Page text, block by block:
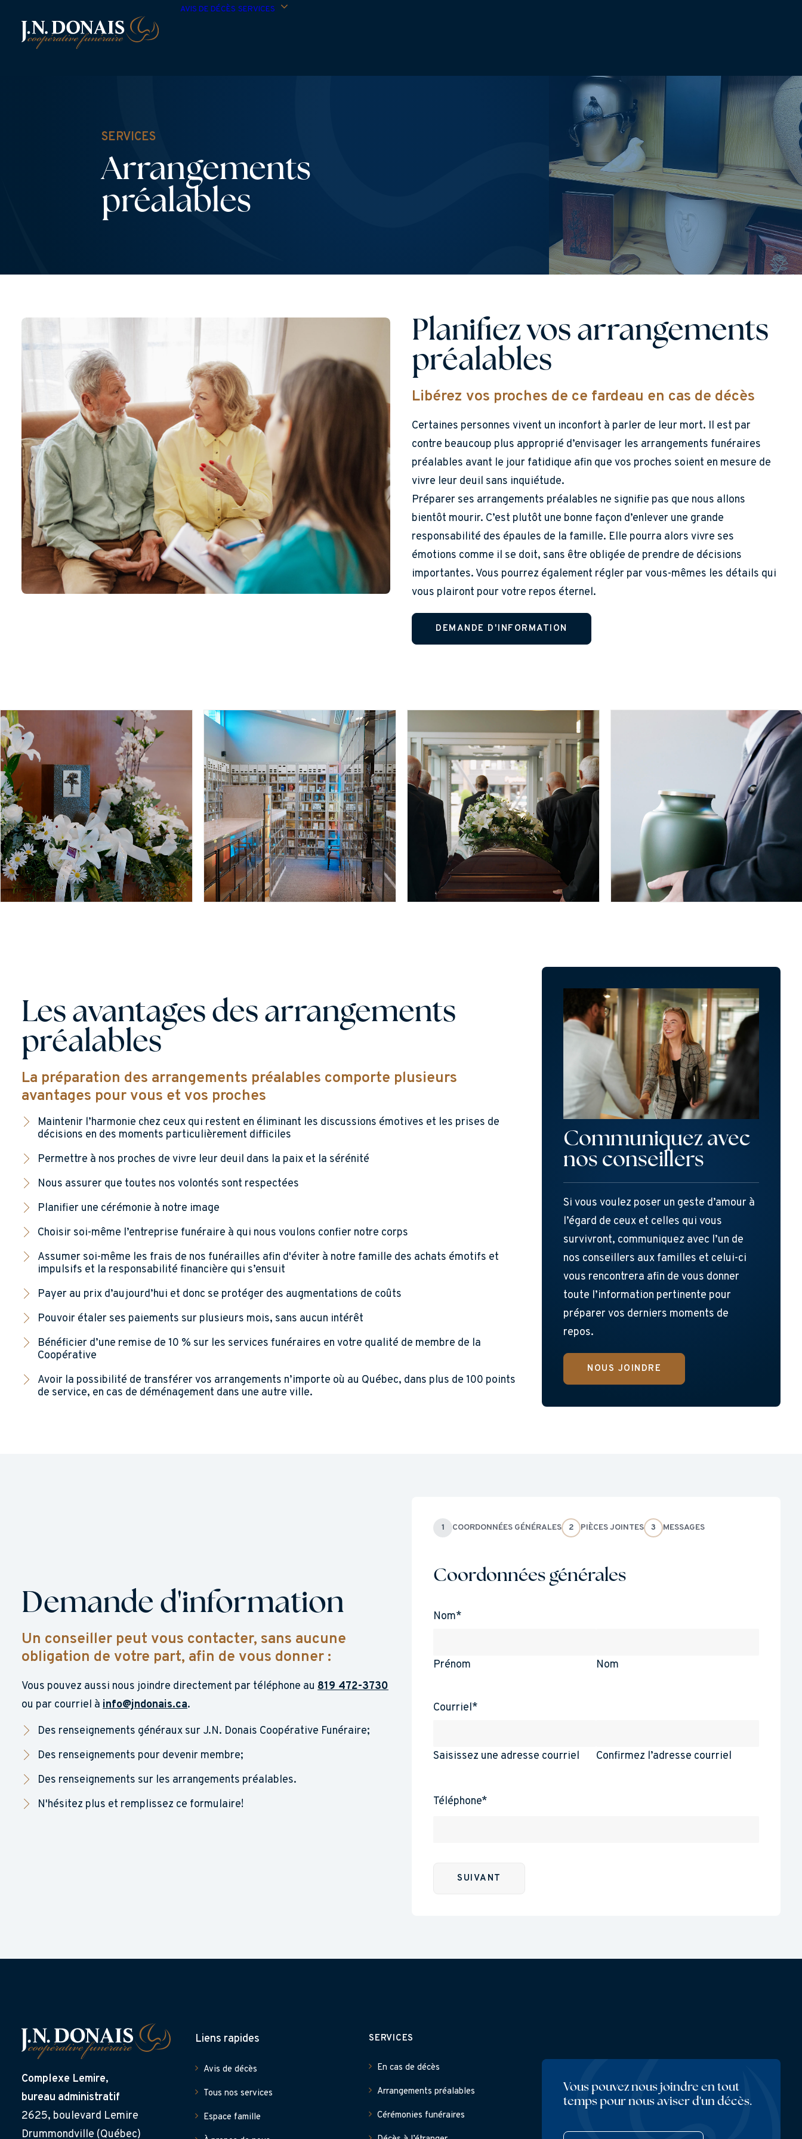
AVIS DE DÉCÈS SERVICES
SERVICES
Arrangements
préalables
Planifiez vos arrangements
préalables
Libérez vos proches de ce fardeau en cas de décès
Certaines personnes vivent un inconfort à parler de leur mort. Il est par
contre beaucoup plus approprié d’envisager les arrangements funéraires
préalables avant le jour fatidique afin que vos proches soient en mesure de
vivre leur deuil sans inquiétude.
Préparer ses arrangements préalables ne signifie pas que nous allons
bientôt mourir. C’est plutôt une bonne façon d’enlever une grande
responsabilité des épaules de la famille. Elle pourra alors vivre ses
émotions comme il se doit, sans être obligée de prendre de décisions
importantes. Vous pourrez également régler par vous-mêmes les détails qui
vous plairont pour votre repos éternel.
DEMANDE D'INFORMATION
Les avantages des arrangements
préalables
La préparation des arrangements préalables comporte plusieurs
avantages pour vous et vos proches
Maintenir l’harmonie chez ceux qui restent en éliminant les discussions émotives et les prises de
décisions en des moments particulièrement difficiles
Permettre à nos proches de vivre leur deuil dans la paix et la sérénité
Nous assurer que toutes nos volontés sont respectées
Planifier une cérémonie à notre image
Choisir soi-même l’entreprise funéraire à qui nous voulons confier notre corps
Assumer soi-même les frais de nos funérailles afin d'éviter à notre famille des achats émotifs et
impulsifs et la responsabilité financière qui s’ensuit
Payer au prix d’aujourd’hui et donc se protéger des augmentations de coûts
Pouvoir étaler ses paiements sur plusieurs mois, sans aucun intérêt
Bénéficier d’une remise de 10 % sur les services funéraires en votre qualité de membre de la
Coopérative
Avoir la possibilité de transférer vos arrangements n’importe où au Québec, dans plus de 100 points
de service, en cas de déménagement dans une autre ville.
Communiquez avec
nos conseillers
Si vous voulez poser un geste d’amour à
l’égard de ceux et celles qui vous
survivront, communiquez avec l’un de
nos conseillers aux familles et celui-ci
vous rencontrera afin de vous donner
toute l’information pertinente pour
préparer vos derniers moments de
repos.
NOUS JOINDRE
Demande d'information
Un conseiller peut vous contacter, sans aucune
obligation de votre part, afin de vous donner :
Vous pouvez aussi nous joindre directement par téléphone au 819 472-3730
ou par courriel à info@jndonais.ca.
Des renseignements généraux sur J.N. Donais Coopérative Funéraire;
Des renseignements pour devenir membre;
Des renseignements sur les arrangements préalables.
N'hésitez plus et remplissez ce formulaire!
1 COORDONNÉES GÉNÉRALES 2 PIÈCES JOINTES 3 MESSAGES
Coordonnées générales
Nom*
Prénom Nom
Courriel*
Saisissez une adresse courriel Confirmez l’adresse courriel
Téléphone*
Complexe Lemire,
bureau administratif
2625, boulevard Lemire
Drummondville (Québec)
Liens rapides
Avis de décès
Tous nos services
Espace famille
SERVICES
En cas de décès
Arrangements préalables
Cérémonies funéraires
Vous pouvez nous joindre en tout
temps pour nous aviser d'un décès.